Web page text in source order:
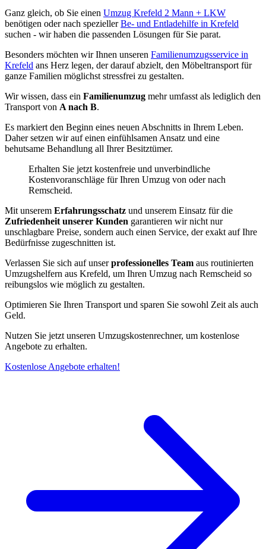
Ganz gleich, ob Sie einen Umzug Krefeld 2 Mann + LKW
benötigen oder nach speziellerBe- und Entladehilfe in Krefeld
suchen - wir haben die passenden Lösungen für Sie parat.
Besonders möchten wir Ihnen unseren Familienumzugsservice in
Krefeld ans Herz legen, der darauf abzielt, den Möbeltransport für
ganze Familien möglichst stressfrei zu gestalten.
Wir wissen, dass ein Familienumzug mehr umfasst als lediglich den
Transport von A nach B.
Es markiert den Beginn eines neuen Abschnitts in Ihrem Leben.
Daher setzen wir auf einen einfühlsamen Ansatz und eine
behutsame Behandlung all Ihrer Besitztümer.
Erhalten Sie jetzt kostenfreie und unverbindliche
Kostenvoranschläge für Ihren Umzug von oder nach
Remscheid.
Mit unserem Erfahrungsschatz und unserem Einsatz für die
Zufriedenheit unserer Kunden garantieren wir nicht nur
unschlagbare Preise, sondern auch einen Service, der exakt auf Ihre
Bedürfnisse zugeschnitten ist.
Verlassen Sie sich auf unserprofessionelles Team aus routinierten
Umzugshelfern aus Krefeld, um Ihren Umzug nach Remscheid so
reibungslos wie möglich zu gestalten.
Optimieren Sie Ihren Transport und sparen Sie sowohl Zeit als auch
Geld.
Nutzen Sie jetzt unseren Umzugskostenrechner, um kostenlose
Angebote zu erhalten.
Kostenlose Angebote erhalten!